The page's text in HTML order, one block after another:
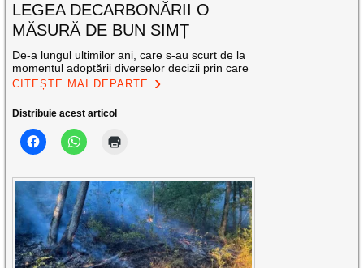
LEGEA DECARBONĂRII O
MĂSURĂ DE BUN SIMȚ
De-a lungul ultimilor ani, care s-au scurt de la
momentul adoptării diverselor decizii prin care
CITEȘTE MAI DEPARTE
Distribuie acest articol